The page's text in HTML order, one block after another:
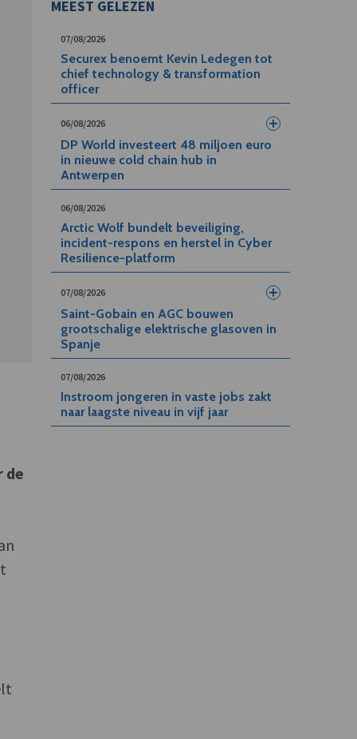
de
MEEST GELEZEN
07/08/2026
Securex benoemt Kevin Ledegen tot
chief technology & transformation
officer
06/08/2026
DP World investeert 48 miljoen euro
in nieuwe cold chain hub in
Antwerpen
06/08/2026
Arctic Wolf bundelt beveiliging,
incident-respons en herstel in Cyber
Resilience-platform
07/08/2026
Saint-Gobain en AGC bouwen
grootschalige elektrische glasoven in
Spanje
07/08/2026
Instroom jongeren in vaste jobs zakt
naar laagste niveau in vijf jaar